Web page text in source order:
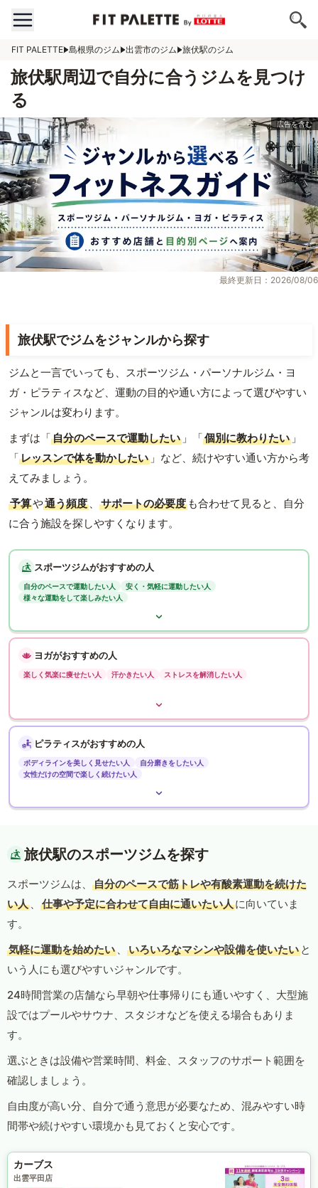
FIT PALETTE 島根県のジム 出雲市のジム 旅伏駅のジム
旅伏駅周辺で自分に合うジムを見つけ
る
最終更新日：2026/08/06
旅伏駅でジムをジャンルから探す
ジムと一言でいっても、スポーツジム・パーソナルジム・ヨ
ガ・ピラティスなど、運動の目的や通い方によって選びやすい
ジャンルは変わります。
まずは「自分のペースで運動したい 」「個別に教わりたい 」
「レッスンで体を動かしたい 」など、続けやすい通い方から考
えてみましょう。
予算や通う頻度 、 サポートの必要度 も合わせて見ると、自分
に合う施設を探しやすくなります。
スポーツジムがおすすめの人
自分のペースで運動したい人
安く・気軽に運動したい人
様々な運動をして楽しみたい人
ヨガがおすすめの人
楽しく気楽に痩せたい人 汗かきたい人 ストレスを解消したい人
ピラティスがおすすめの人
ボディラインを美しく見せたい人
自分磨きをしたい人
女性だけの空間で楽しく続けたい人
旅伏駅のスポーツジムを探す
スポーツジムは、
自分のペースで筋トレや有酸素運動を続けた
い人 、 仕事や予定に合わせて自由に通いたい人に向いていま
す。
気軽に運動を始めたい 、 いろいろなマシンや設備を使いたい と
いう人にも選びやすいジャンルです。
24時間営業の店舗なら早朝や仕事帰りにも通いやすく、大型施
設ではプールやサウナ、スタジオなどを使える場合もありま
す。
選ぶときは設備や営業時間、料金、スタッフのサポート範囲を
確認しましょう。
自由度が高い分、自分で通う意思が必要なため、混みやすい時
間帯や続けやすい環境かも見ておくと安心です。
カーブス
出雲平田店